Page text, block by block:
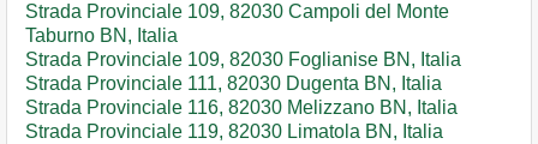
Strada Provinciale 109, 82030 Campoli del Monte
Taburno BN, Italia
Strada Provinciale 109, 82030 Foglianise BN, Italia
Strada Provinciale 111, 82030 Dugenta BN, Italia
Strada Provinciale 116, 82030 Melizzano BN, Italia
Strada Provinciale 119, 82030 Limatola BN, Italia